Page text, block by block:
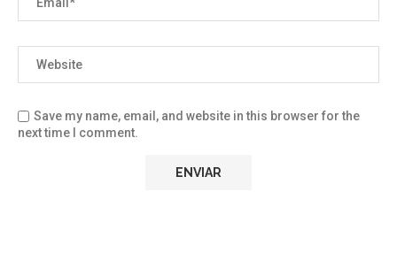
Save my name, email, and website in this browser for the
next time I comment.